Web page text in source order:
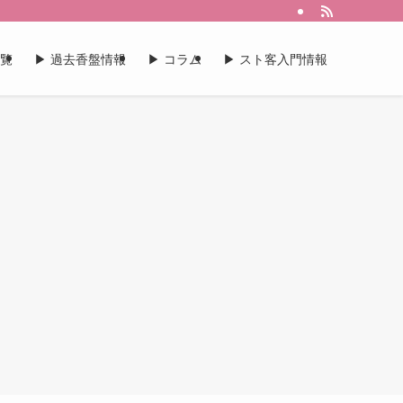
▶︎ 過去香盤情報 ▶︎ コラム ▶︎ スト客入門情報